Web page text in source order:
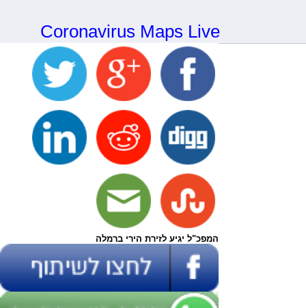
Coronavirus Maps Live
המפכ"ל יגיע לזירת הירי ברמלה